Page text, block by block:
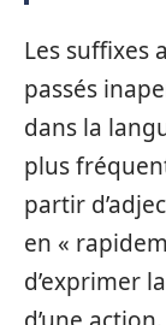
Les suffixes
passés
dans la
plus
partir
en «
d’exprimer